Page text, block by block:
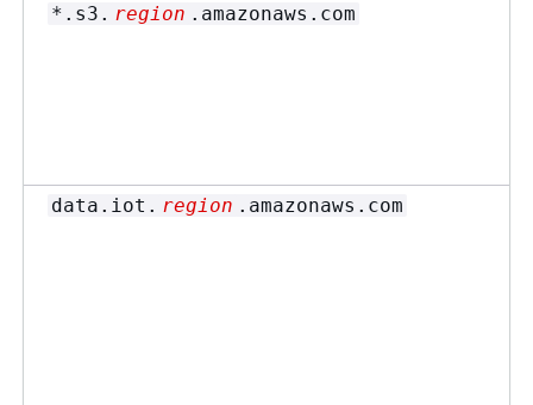
*.s3. region .amazonaws.com
data.iot. region .amazonaws.com